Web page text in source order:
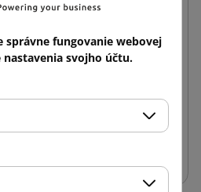
na balenie biele (balenie
240ks)
€ s DPH
správne fungovanie webovej
svojho účtu.